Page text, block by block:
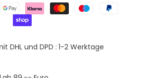
DHL und DPD : 1-2 Werktage